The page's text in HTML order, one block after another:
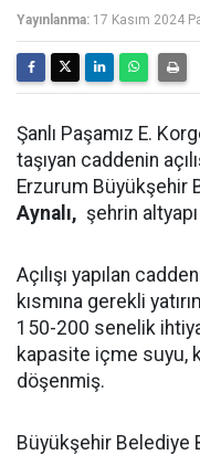
Yayınlanma: 17 Kasım 2024
Şanlı Paşamız E.
taşıyan caddenin
Erzurum Büyükşehir
Aynalı, şehrin
Açılışı yapılan
kısmına gerekli
150-200 senelik
kapasite içme suyu,
döşenmiş.
Büyükşehir Belediye